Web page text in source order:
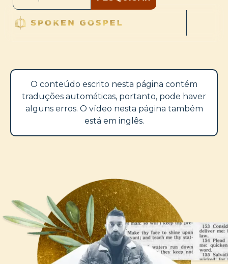
O conteúdo escrito nesta página contém
traduções automáticas, portanto, pode haver
alguns erros. O vídeo nesta página também
está em inglês.